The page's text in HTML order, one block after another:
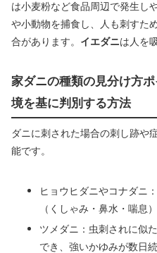
は小麦粉など食品周辺で発生し
や小動物を捕食し、人も刺すた
合があります。 イエダニは人を
家ダニの種類の見分け方
境を基に判別する方法
ダニに刺された場合の刺し跡や
能です。
ヒョウヒダニやコナダニ
（くしゃみ・鼻水・喘息
ツメダニ：虫刺されに似
でき、強いかゆみが数日続